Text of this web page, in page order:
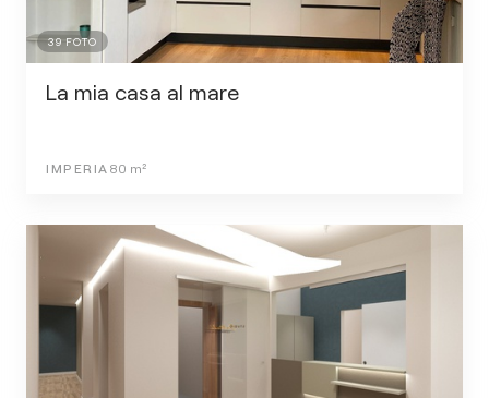
39 FOTO
La mia casa al mare
IMPERIA 80 m²